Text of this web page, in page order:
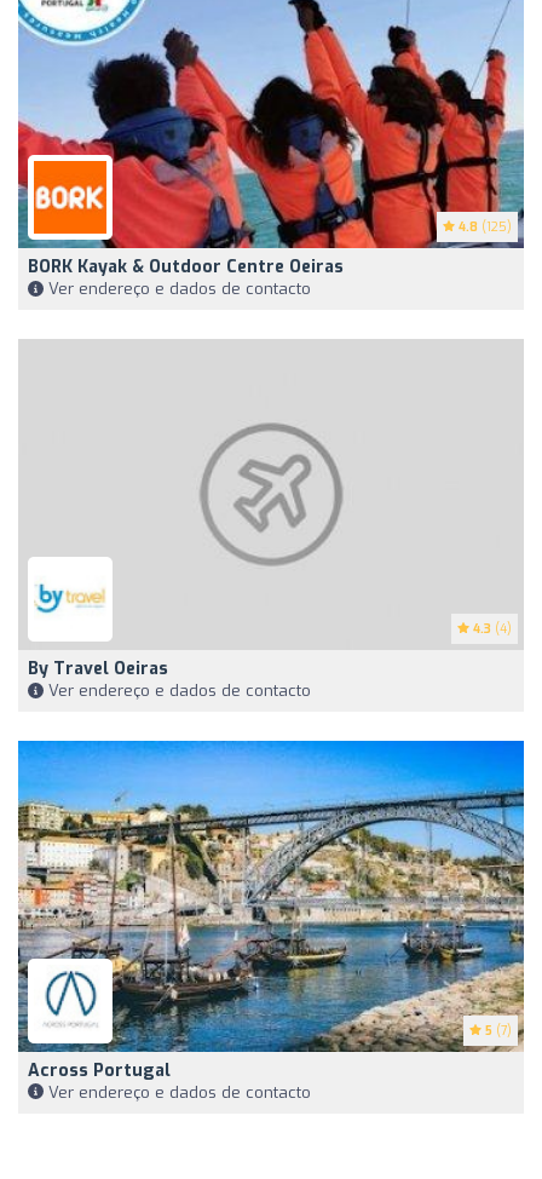
4.8 (125)
BORK Kayak & Outdoor Centre Oeiras
Ver endereço e dados de contacto
4.3 (4)
By Travel Oeiras
Ver endereço e dados de contacto
5 (7)
Across Portugal
Ver endereço e dados de contacto